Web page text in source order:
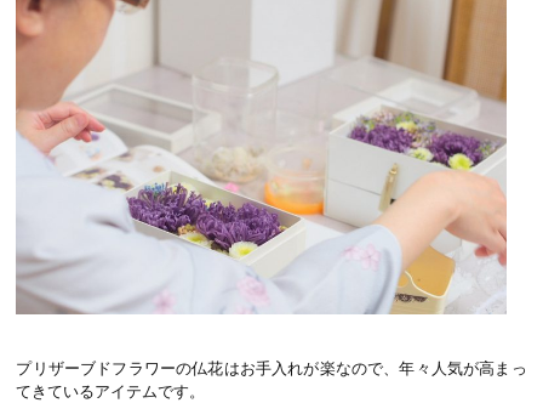
プリザーブドフラワーの仏花はお手入れが楽なので、年々人気が高まっ
てきているアイテムです。